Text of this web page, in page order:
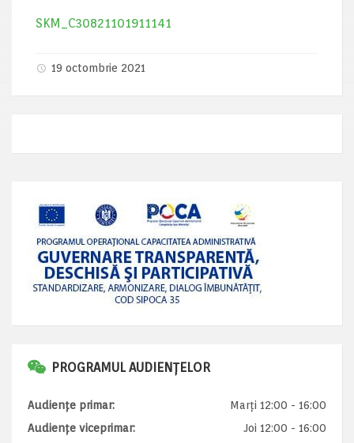
SKM_C30821101911141
19 octombrie 2021
PROGRAMUL AUDIENȚELOR
Audiențe primar:
Marți 12:00 - 16:00
Audiențe viceprimar:
Joi 12:00 - 16:00